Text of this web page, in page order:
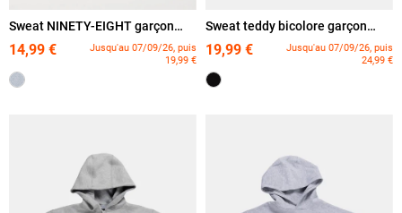
Sweat NINETY-EIGHT garçon
14,99 €
Jusqu'au 07/09/26, puis
19,99 €
Sweat teddy bicolore garçon
19,99 €
Jusqu'au 07/09/26, puis
24,99 €